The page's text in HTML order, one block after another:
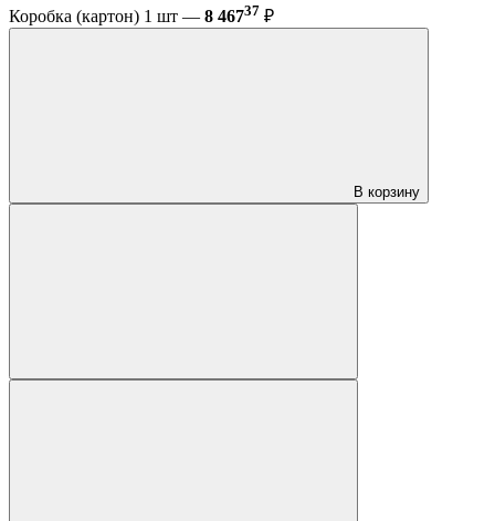
Коробка (картон) 1 шт — 8 46737 ₽
В корзину